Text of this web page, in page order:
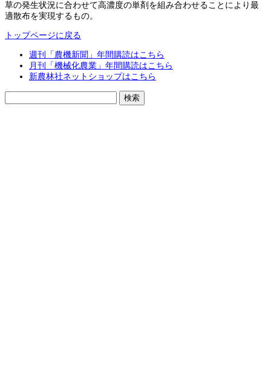
草の発生状況に合わせて高濃度の単剤を組み合わせることにより最
適散布を実現するもの。
トップページに戻る
週刊「農機新聞」年間購読はこちら
月刊「機械化農業」年間購読はこちら
新農林社ネットショップはこちら
索: